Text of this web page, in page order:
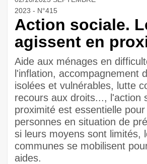
2023 - N°415
Action sociale.
agissent en
Aide aux ménages en
l'inflation, accompagnement
isolées et vulnérables, lutte
recours aux droits..., l'action
proximité est essentielle
personnes en situation de
si leurs moyens sont limités,
communes se mobilisent
aides.